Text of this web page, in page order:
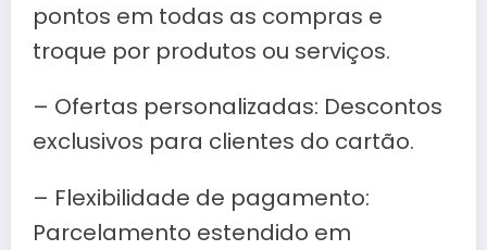
pontos em todas as compras e
troque por produtos ou serviços.
– Ofertas personalizadas: Descontos
exclusivos para clientes do cartão.
– Flexibilidade de pagamento:
Parcelamento estendido em